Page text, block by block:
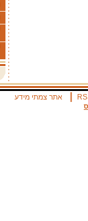
אתר צמתי מידע